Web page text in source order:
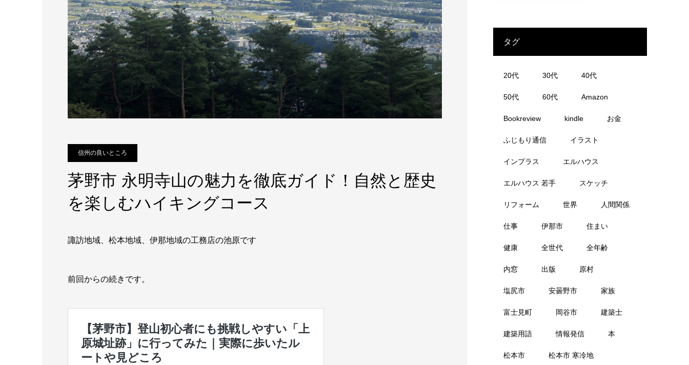
信州の良いところ
茅野市 永明寺山の魅力を徹底ガイド！自然と歴史
を楽しむハイキングコース
諏訪地域、松本地域、伊那地域の工務店の池原です
前回からの続きです。
タグ
20代 30代 40代
50代 60代 Amazon
Bookreview kindle お金
ふじもり通信 イラスト
インプラス エルハウス
エルハウス 若手 スケッチ
リフォーム 世界 人間関係
仕事 伊那市 住まい
健康 全世代 全年齢
内窓 出版 原村
塩尻市 安曇野市 家族
富士見町 岡谷市 建築士
建築用語 情報発信 本
松本市 松本市 寒冷地